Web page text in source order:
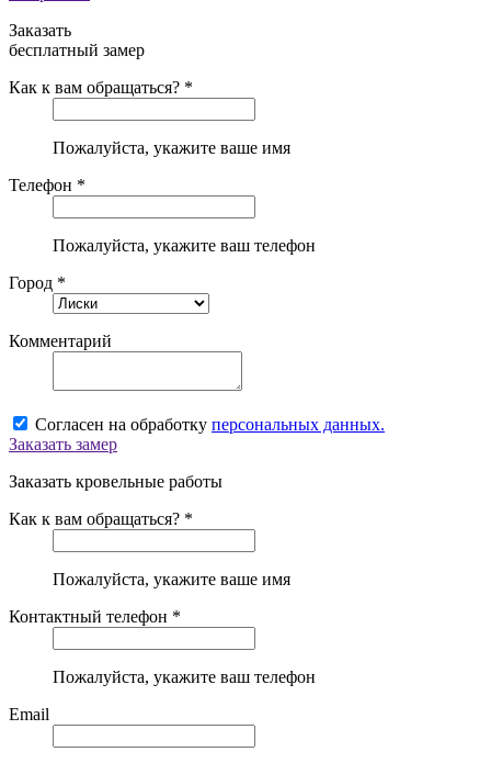
Заказать
бесплатный замер
Как к вам обращаться? *
Пожалуйста, укажите ваше имя
Телефон *
Пожалуйста, укажите ваш телефон
Город *
Комментарий
Согласен на обработку персональных данных.
Заказать замер
Заказать кровельные работы
Как к вам обращаться? *
Пожалуйста, укажите ваше имя
Контактный телефон *
Пожалуйста, укажите ваш телефон
Email